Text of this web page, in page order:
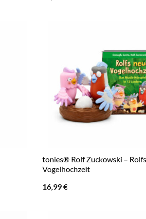
tonies® Rolf Zuckowski –
Vogelhochzeit
16,99€